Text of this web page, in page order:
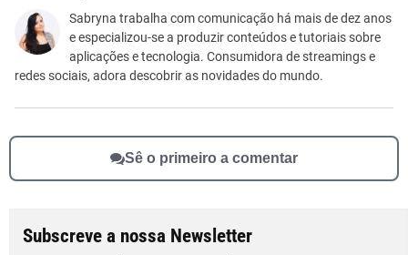
Este conteúdo não tem a informação que procuro
Outro
Sabryna trabalha com comunicação há mais de dez anos
e especializou-se a produzir conteúdos e tutoriais sobre
aplicações e tecnologia. Consumidora de streamings e
redes sociais, adora descobrir as novidades do mundo.
Sê o primeiro a comentar
Subscreve a nossa Newsletter